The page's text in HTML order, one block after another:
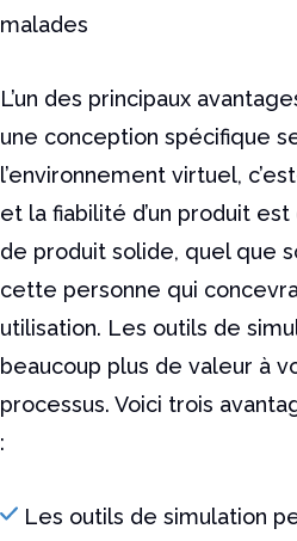
malades
L’un des principaux
une conception spécifique
l’environnement virtuel,
et la fiabilité d’un produit
de produit solide, quel que
cette personne qui
utilisation. Les outils de
beaucoup plus de valeur à
processus. Voici trois
:
Les outils de simulation